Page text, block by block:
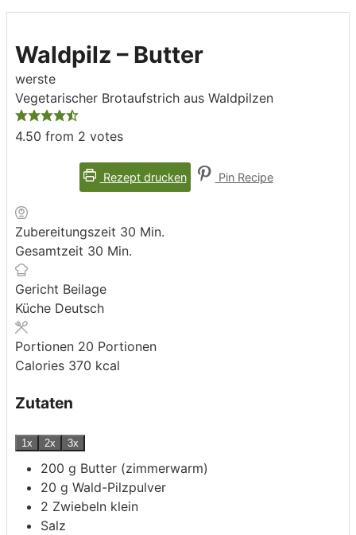
Waldpilz – Butter
werste
Vegetarischer Brotaufstrich aus Waldpilzen
4.50 from 2 votes
Rezept drucken Pin Recipe
Zubereitungszeit 30 Minuten
Min.
Gesamtzeit 30 Minuten
Min.
Gericht Beilage
Küche Deutsch
Portionen 20 Portionen
Calories 370 kcal
Zutaten
1x 2x 3x
200 g Butter (zimmerwarm)
20 g Wald-Pilzpulver
2 Zwiebeln klein
Salz